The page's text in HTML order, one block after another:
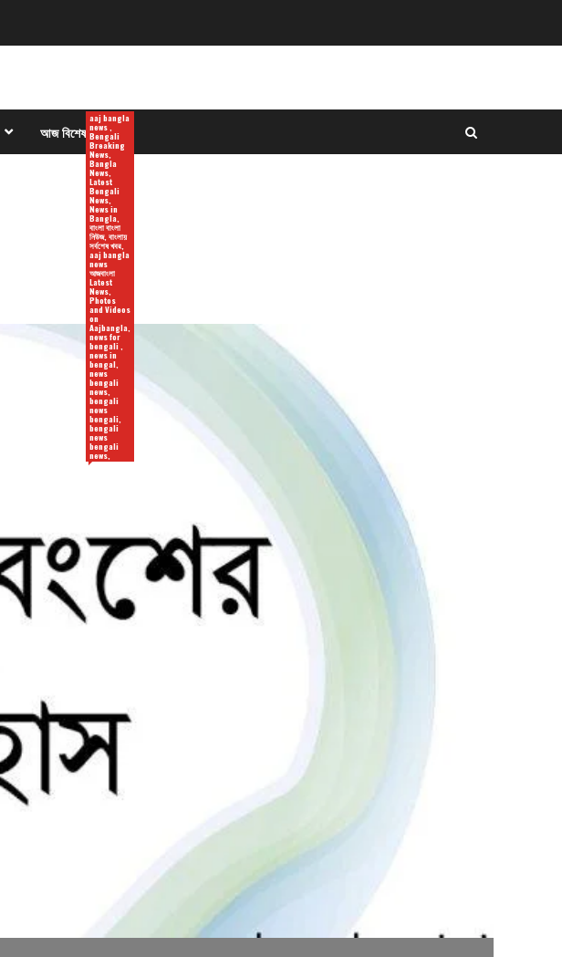
আজ বিশেষ
aaj bangla
news ,
Bengali
Breaking
News,
Bangla
News,
Latest
Bengali
News,
News in
Bangla,
বাংলা বাংলা
নিউজ, বাংলায়
সর্বশেষ খবর,
aaj bangla
news
আজবাংলা
Latest
News,
Photos
and Videos
on
Aajbangla,
news for
bengali ,
news in
bengal,
news
bengali
news,
bengali
news
bengali,
bengali
news
bengali
news,